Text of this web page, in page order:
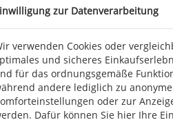
in Deutschland blieb es weit
Tagesaktivität und
zur Datenverarbeitung
verwenden Cookies oder
und sicheres
für das ordnungsgemäße
andere lediglich zu
oder zur
Dafür können Sie hier Ihre